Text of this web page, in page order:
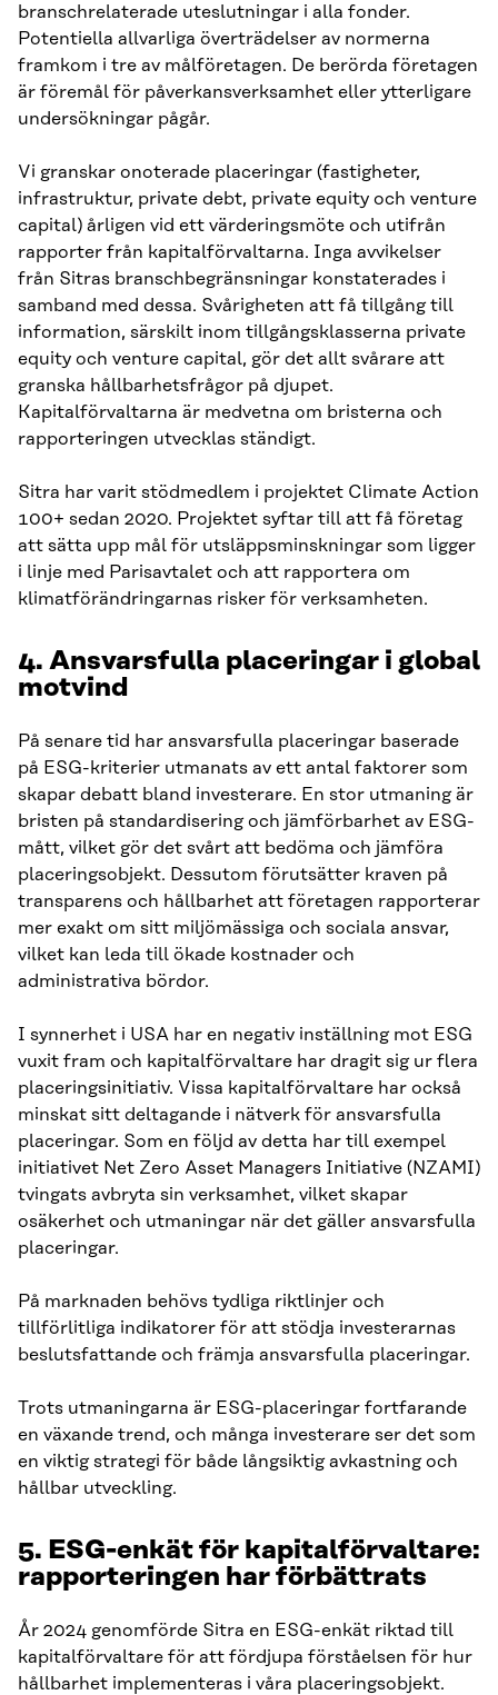
branschrelaterade uteslutningar i alla fonder.
Potentiella allvarliga överträdelser av normerna
framkom i tre av målföretagen. De berörda företagen
är föremål för påverkansverksamhet eller ytterligare
undersökningar pågår.
Vi granskar onoterade placeringar (fastigheter,
infrastruktur, private debt, private equity och venture
capital) årligen vid ett värderingsmöte och utifrån
rapporter från kapitalförvaltarna. Inga avvikelser
från Sitras branschbegränsningar konstaterades i
samband med dessa. Svårigheten att få tillgång till
information, särskilt inom tillgångsklasserna private
equity och venture capital, gör det allt svårare att
granska hållbarhetsfrågor på djupet.
Kapitalförvaltarna är medvetna om bristerna och
rapporteringen utvecklas ständigt.
Sitra har varit stödmedlem i projektet Climate Action
100+ sedan 2020. Projektet syftar till att få företag
att sätta upp mål för utsläppsminskningar som ligger
i linje med Parisavtalet och att rapportera om
klimatförändringarnas risker för verksamheten.
4. Ansvarsfulla placeringar i global
motvind
På senare tid har ansvarsfulla placeringar baserade
på ESG-kriterier utmanats av ett antal faktorer som
skapar debatt bland investerare. En stor utmaning är
bristen på standardisering och jämförbarhet av ESG-
mått, vilket gör det svårt att bedöma och jämföra
placeringsobjekt. Dessutom förutsätter kraven på
transparens och hållbarhet att företagen rapporterar
mer exakt om sitt miljömässiga och sociala ansvar,
vilket kan leda till ökade kostnader och
administrativa bördor.
I synnerhet i USA har en negativ inställning mot ESG
vuxit fram och kapitalförvaltare har dragit sig ur flera
placeringsinitiativ. Vissa kapitalförvaltare har också
minskat sitt deltagande i nätverk för ansvarsfulla
placeringar. Som en följd av detta har till exempel
initiativet Net Zero Asset Managers Initiative (NZAMI)
tvingats avbryta sin verksamhet, vilket skapar
osäkerhet och utmaningar när det gäller ansvarsfulla
placeringar.
På marknaden behövs tydliga riktlinjer och
tillförlitliga indikatorer för att stödja investerarnas
beslutsfattande och främja ansvarsfulla placeringar.
Trots utmaningarna är ESG-placeringar fortfarande
en växande trend, och många investerare ser det som
en viktig strategi för både långsiktig avkastning och
hållbar utveckling.
5. ESG-enkät för kapitalförvaltare:
rapporteringen har förbättrats
År 2024 genomförde Sitra en ESG-enkät riktad till
kapitalförvaltare för att fördjupa förståelsen för hur
hållbarhet implementeras i våra placeringsobjekt.